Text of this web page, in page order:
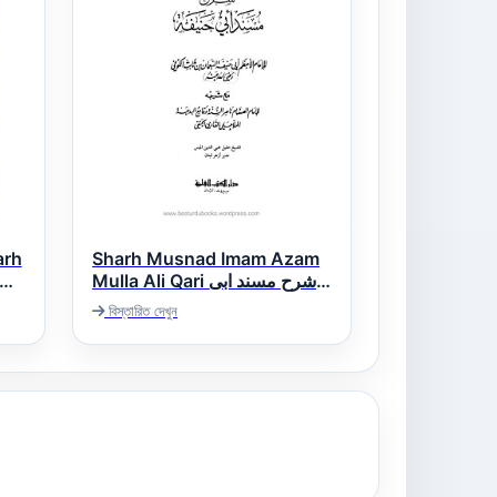
Sharh Musnad Imam Azam
Mulla Ali Qari شرح مسند ابی
حنیفہ لملا علی قاری
বিস্তারিত দেখুন